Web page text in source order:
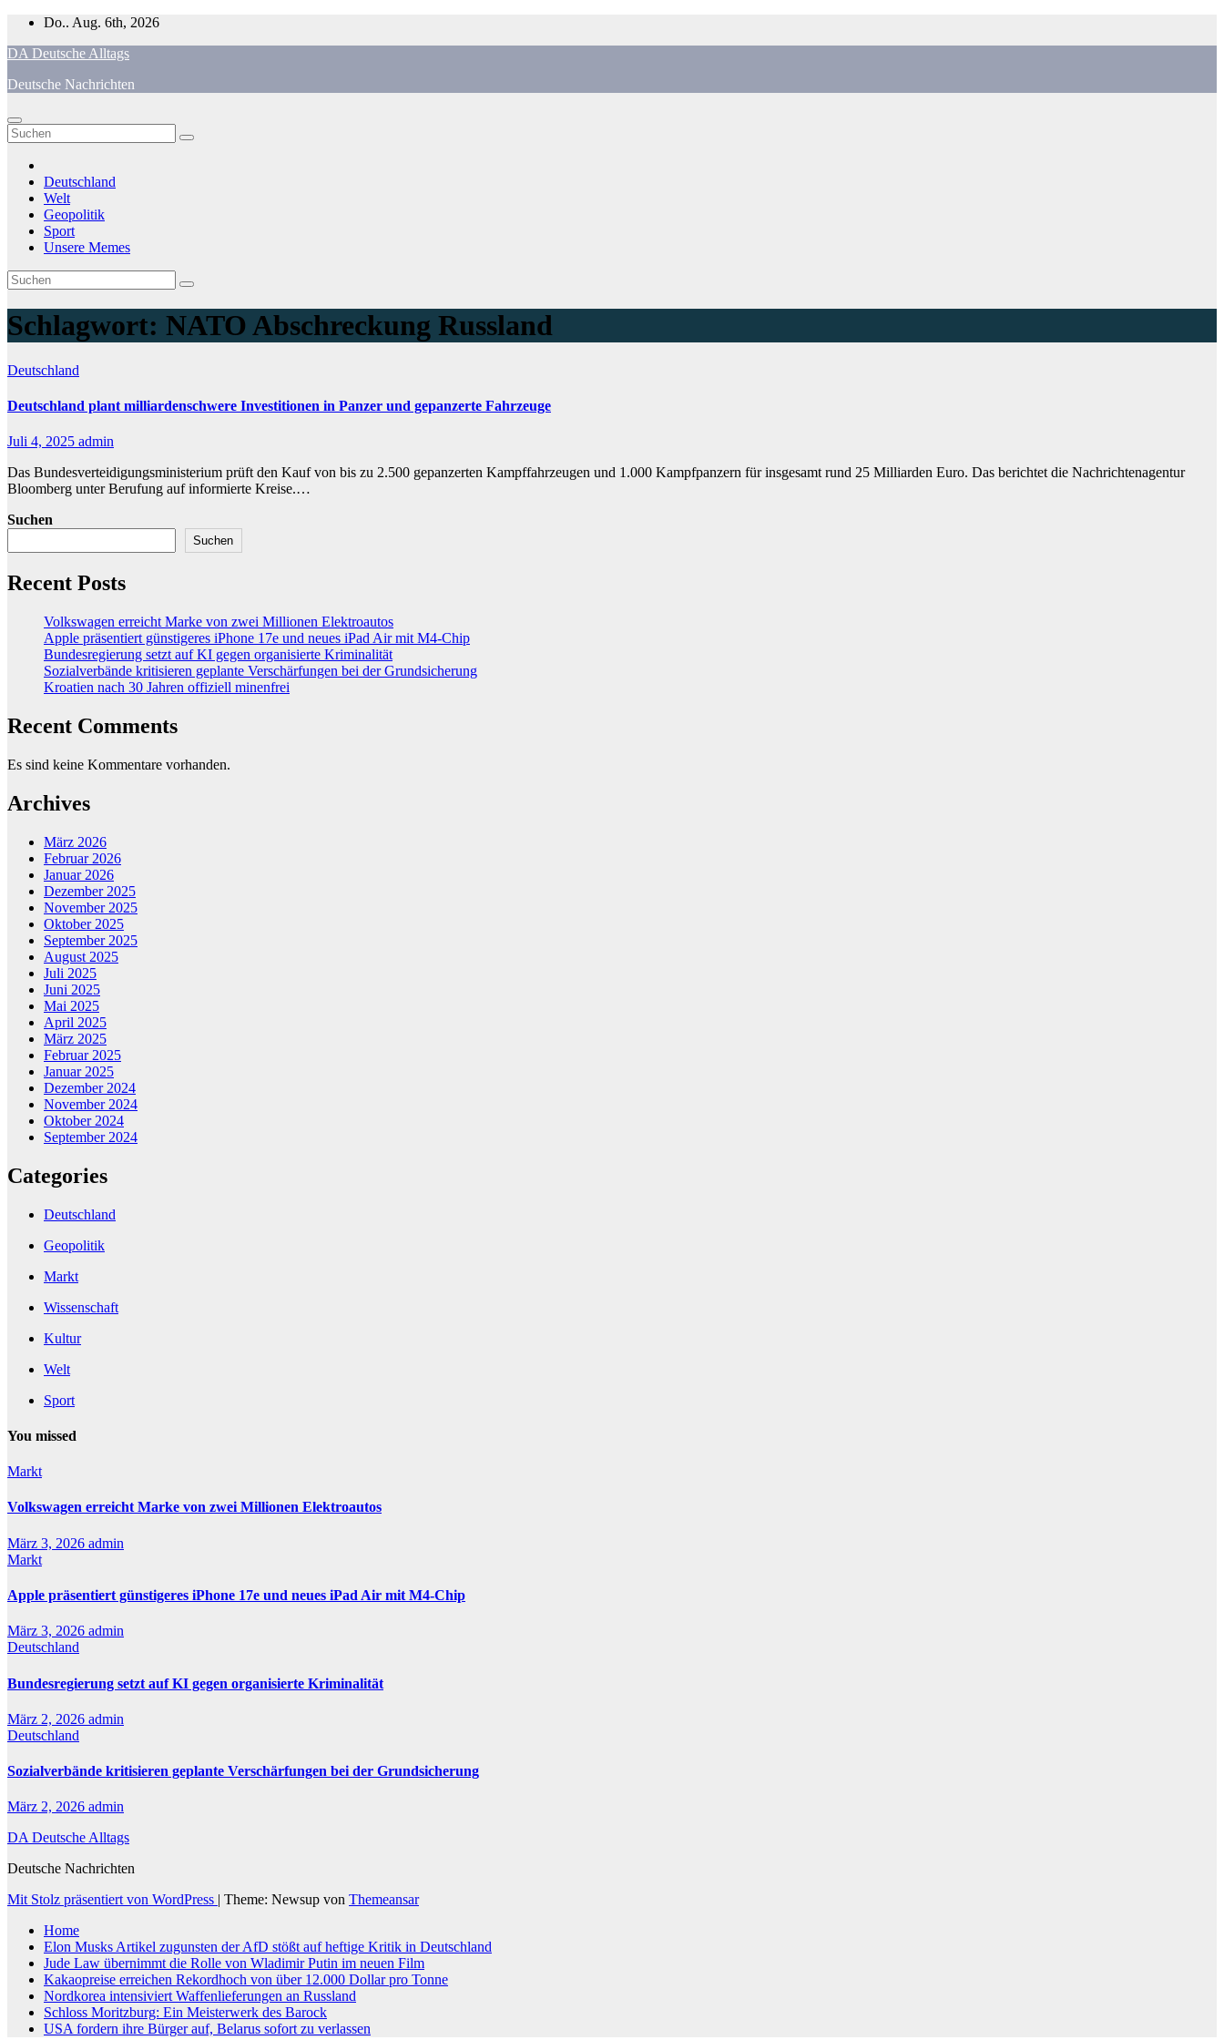
Zum
springen
Do.. Aug. 6th, 2026
DA Deutsche Alltags
Deutsche Nachrichten
Deutschland
Welt
Geopolitik
Sport
Unsere Memes
Schlagwort: NATO Abschreckung Russland
Deutschland
Deutschland plant milliardenschwere Investitionen in Panzer und gepanzerte Fahrzeuge
Juli 4, 2025 admin
Das Bundesverteidigungsministerium prüft den Kauf von bis zu 2.500 gepanzerten Kampffahrzeugen und 1.000 Kampfpanzern für insgesamt rund 25 Milliarden Euro. Das berichtet die Nachrichtenagentur
Bloomberg unter Berufung auf informierte Kreise.…
Suchen
Suchen
Recent Posts
Volkswagen erreicht Marke von zwei Millionen Elektroautos
Apple präsentiert günstigeres iPhone 17e und neues iPad Air mit M4-Chip
Bundesregierung setzt auf KI gegen organisierte Kriminalität
Sozialverbände kritisieren geplante Verschärfungen bei der Grundsicherung
Kroatien nach 30 Jahren offiziell minenfrei
Recent Comments
Es sind keine Kommentare vorhanden.
Archives
März 2026
Februar 2026
Januar 2026
Dezember 2025
November 2025
Oktober 2025
September 2025
August 2025
Juli 2025
Juni 2025
Mai 2025
April 2025
März 2025
Februar 2025
Januar 2025
Dezember 2024
November 2024
Oktober 2024
September 2024
Categories
Deutschland
Geopolitik
Markt
Wissenschaft
Kultur
Welt
Sport
You missed
Markt
Volkswagen erreicht Marke von zwei Millionen Elektroautos
März 3, 2026 admin
Markt
Apple präsentiert günstigeres iPhone 17e und neues iPad Air mit M4-Chip
März 3, 2026 admin
Deutschland
Bundesregierung setzt auf KI gegen organisierte Kriminalität
März 2, 2026 admin
Deutschland
Sozialverbände kritisieren geplante Verschärfungen bei der Grundsicherung
März 2, 2026 admin
DA Deutsche Alltags
Deutsche Nachrichten
Mit Stolz präsentiert von WordPress | Theme: Newsup von Themeansar
Home
Elon Musks Artikel zugunsten der AfD stößt auf heftige Kritik in Deutschland
Jude Law übernimmt die Rolle von Wladimir Putin im neuen Film
Kakaopreise erreichen Rekordhoch von über 12.000 Dollar pro Tonne
Nordkorea intensiviert Waffenlieferungen an Russland
Schloss Moritzburg: Ein Meisterwerk des Barock
USA fordern ihre Bürger auf, Belarus sofort zu verlassen